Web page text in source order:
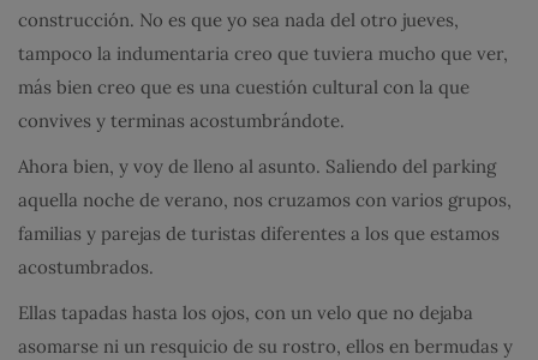
construcción. No es que yo sea nada del otro jueves,
tampoco la indumentaria creo que tuviera mucho que ver,
más bien creo que es una cuestión cultural con la que
convives y terminas acostumbrándote.
Ahora bien, y voy de lleno al asunto. Saliendo del parking
aquella noche de verano, nos cruzamos con varios grupos,
familias y parejas de turistas diferentes a los que estamos
acostumbrados.
Ellas tapadas hasta los ojos, con un velo que no dejaba
asomarse ni un resquicio de su rostro, ellos en bermudas y